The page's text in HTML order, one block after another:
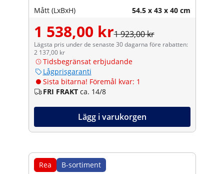
Mått (LxBxH) 54.5 x 43 x 40 cm
1 538,00 kr1 923,00 kr
Lägsta pris under de senaste 30 dagarna före rabatten:
2 137,00 kr
Tidsbegränsat erbjudande
Lågprisgaranti
Sista bitarna! Föremål kvar: 1
FRI FRAKT ca. 14/8
Lägg i varukorgen
Rea B-sortiment